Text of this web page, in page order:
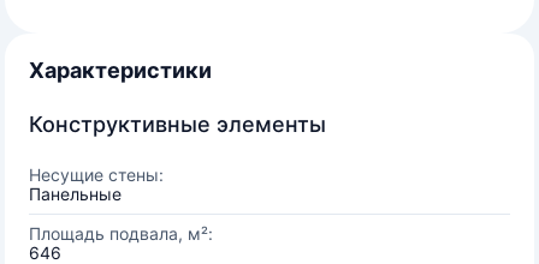
Характеристики
Конструктивные элементы
Несущие стены:
Панельные
Площадь подвала, м²:
646